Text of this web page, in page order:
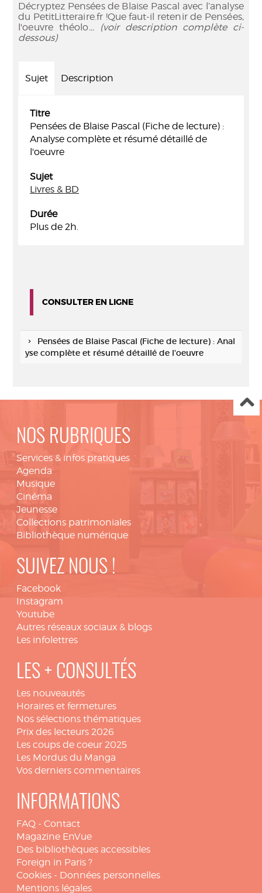
Décryptez Pensées de Blaise Pascal avec l’analyse
du PetitLitteraire.fr !Que faut-il retenir de Pensées,
l'oeuvre théolo... (voir description complète ci-
dessous)
Sujet Description
Titre
Pensées de Blaise Pascal (Fiche de lecture) :
Analyse complète et résumé détaillé de
l'oeuvre
Sujet
Livres & BD
Durée
Plus de 2h.
CONSULTER EN LIGNE
Pensées de Blaise Pascal (Fiche de lecture) : Anal
yse complète et résumé détaillé de l'oeuvre
NOS RUBRIQUES
Services & infos pratiques
Agenda
Musique
Cinéma
Jeunesse
Collections patrimoniales
Bibliothèque numérique
SUIVEZ NOUS !
Facebook
Instagram
Youtube
Autres réseaux sociaux & blogs
Les infolettres
LES + CONSULTÉS
Les nouveautés
Horaires et fermetures
Nos sélections thématiques
Prix des lecteurs 2026
Les coups de coeur 2025
Les Mordus du Manga
Vos derniers commentaires
INFORMATIONS
FAQ - Contact
Magazine EnVue
Des bibliothèques accessibles
Foreign in Paris ?
Cookies - Données personnelles
Mentions légales